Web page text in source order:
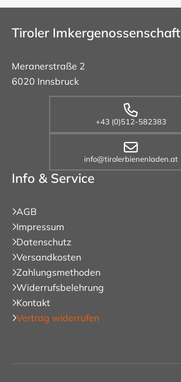
Tiroler Imkergenossenschaft
Meranerstraße 2
6020 Innsbruck
+43 (0)512-582383
info@tirolerbienenladen.at
Info & Service
AGB
Impressum
Datenschutz
Versandkosten
Zahlungsmethoden
Widerrufsbelehrung
Kontakt
Vertrag widerrufen